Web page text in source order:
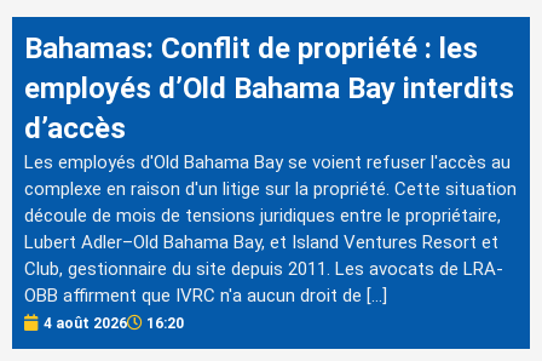
Bahamas: Conflit de propriété : les
employés d’Old Bahama Bay interdits
d’accès
Les employés d'Old Bahama Bay se voient refuser l'accès au
complexe en raison d'un litige sur la propriété. Cette situation
découle de mois de tensions juridiques entre le propriétaire,
Lubert Adler–Old Bahama Bay, et Island Ventures Resort et
Club, gestionnaire du site depuis 2011. Les avocats de LRA-
OBB affirment que IVRC n'a aucun droit de […]
4 août 2026 16:20